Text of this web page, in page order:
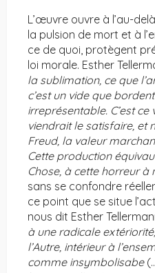
L’œuvre ouvre à l’au-
la pulsion de mort et à
ce de quoi, protègent
loi morale. Esther
la sublimation, ce que
c’est un vide que
irreprésentable. C’est ce
viendrait le satisfaire, et
Freud, la valeur
Cette production
Chose, à cette horreur
sans se confondre
ce point que se situe
nous dit Esther
à une radicale
l’Autre, intérieur à
comme insymbolisabe